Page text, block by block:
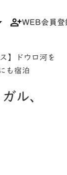
WEB会員登
】ドウロ河を
も宿泊
ル、